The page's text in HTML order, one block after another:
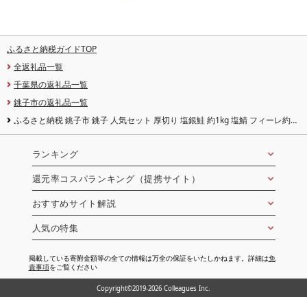
ふるさと納税ガイドTOP
全返礼品一覧
千葉県の返礼品一覧
銚子市の返礼品一覧
ふるさと納税 銚子市 銚子 人気セット 厚切り 塩銀鮭 約1kg 塩鯖 フィーレ約
ランキング
還元率コスパランキング（提携サイト）
おすすめサイト解説
人気の特集
掲載している寄附金額等の全ての情報は万全の保証をいたしかねます。詳細は免
責事項をご覧ください
Copyright©2019-2026 Colleagues Inc.